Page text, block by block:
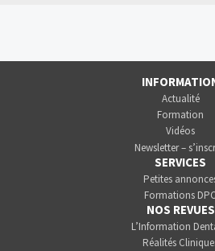
Actualité
Formation
Vidéos
Newsletter –
SERVICES
Petites
Formations DPC
NOS REVUES
L’Information
Réalités